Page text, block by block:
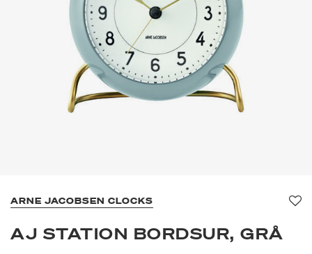
ARNE JACOBSEN CLOCKS
AJ STATION BORDSUR, GRÅ